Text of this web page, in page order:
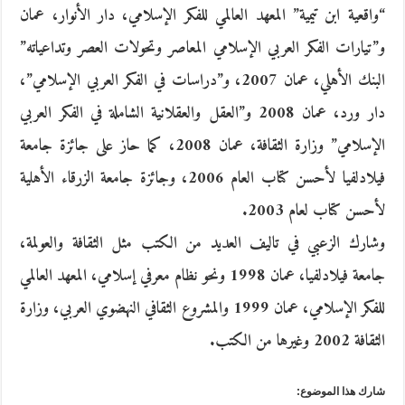
“واقعية ابن تيمية” المعهد العالمي للفكر الإسلامي، دار الأنوار، عمان
و”تيارات الفكر العربي الإسلامي المعاصر وتحولات العصر وتداعياته”
البنك الأهلي، عمان 2007، و”دراسات في الفكر العربي الإسلامي”،
دار ورد، عمان 2008 و”العقل والعقلانية الشاملة في الفكر العربي
الإسلامي” وزارة الثقافة، عمان 2008، كما حاز على جائزة جامعة
فيلادلفيا لأحسن كتاب العام 2006، وجائزة جامعة الزرقاء الأهلية
لأحسن كتاب لعام 2003.
وشارك الزعبي في تاليف العديد من الكتب مثل الثقافة والعولمة،
جامعة فيلادلفيا، عمان 1998 ونحو نظام معرفي إسلامي، المعهد العالمي
للفكر الإسلامي، عمان 1999 والمشروع الثقافي النهضوي العربي، وزارة
الثقافة 2002 وغيرها من الكتب.
شارك هذا الموضوع: